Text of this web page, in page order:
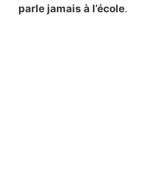
parle jamais à l’école.